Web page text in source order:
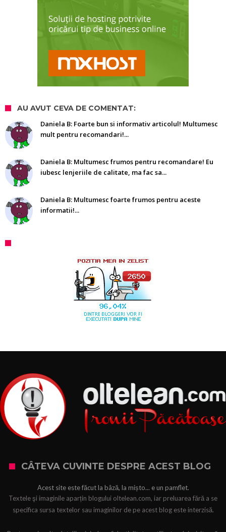
AU AVUT CEVA DE COMENTAT:
Daniela B: Foarte bun si informativ articolul! Multumesc
mult pentru recomandari!...
Daniela B: Multumesc frumos pentru recomandare! Eu
iubesc lenjeriile de calitate, ma fac sa...
Daniela B: Multumesc foarte frumos pentru aceste
informatii!...
CÂTEVA CUVINTE DESPRE ACEST BLOG
Acest site este făcut la bâză, la mișto... e un pamflet.
Textele şi imaginile aparțin blogului oltelean.com, iar preluarea fără a se
specifica sursa textelor sau imaginilor de pe acest blog este interzisă.